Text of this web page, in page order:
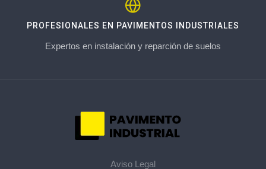
PROFESIONALES EN PAVIMENTOS INDUSTRIALES
Expertos en instalación y reparción de suelos
Aviso Legal